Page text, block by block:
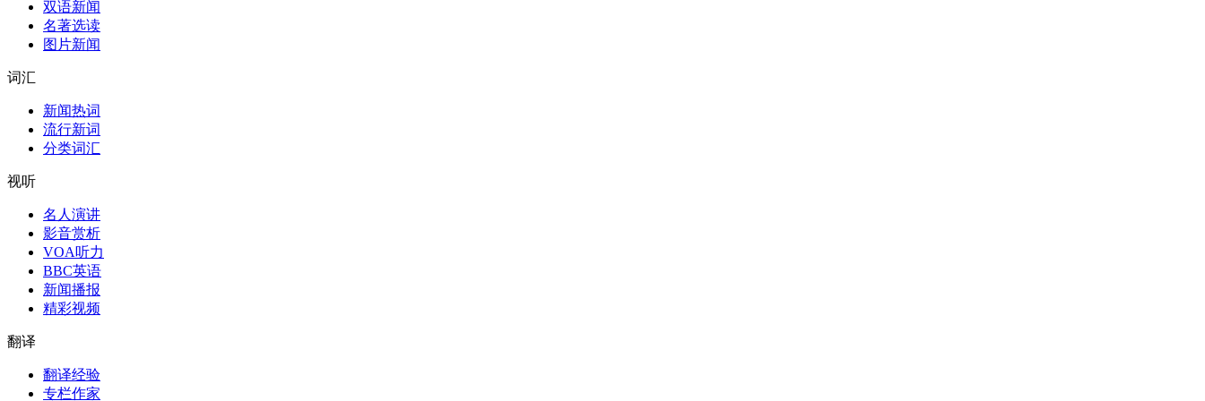
双语新闻
名著选读
图片新闻
词汇
新闻热词
流行新词
分类词汇
视听
名人演讲
影音赏析
VOA听力
BBC英语
新闻播报
精彩视频
翻译
翻译经验
专栏作家